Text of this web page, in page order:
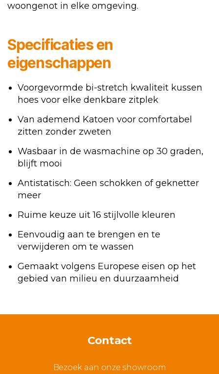
woongenot in elke omgeving.
Specificaties en
eigenschappen
Voorgevormde bi-stretch kwaliteit kussen
hoes voor elke denkbare zitplek
Van ademend Katoen voor comfortabel
zitten zonder zweten
Wasbaar in de wasmachine op 30 graden,
blijft mooi
Antistatisch: Geen schokken of geknetter
meer
Ruime keuze uit 16 stijlvolle kleuren
Eenvoudig aan te brengen en te
verwijderen om te wassen
Gemaakt volgens Europese eisen op het
gebied van milieu en duurzaamheid
Contact
Bezoek aan onze showroom